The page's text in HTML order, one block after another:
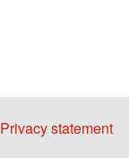
Privacy statement